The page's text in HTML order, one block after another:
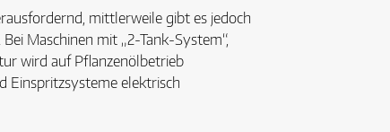
mittlerweile gibt es jedoch
Maschinen mit „2-Tank-System“,
wird auf Pflanzenölbetrieb
Einspritzsysteme elektrisch